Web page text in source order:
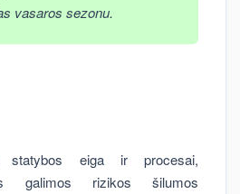
vasaros sezonu.
statybos eiga ir procesai,
galimos rizikos šilumos